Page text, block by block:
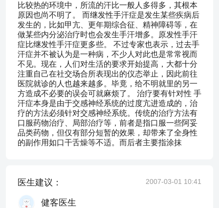
比较热的环境中，所流的汗比一般人多得多，其根本
原因也尚不明了。 而继发性手汗症是发生某些疾病后
发生的，比如甲亢、更年期综合征、精神障碍等，在
做某些内分泌治疗时也会发生手汗增多。原发性手汗
症比继发性手汗症更多些。 不过专家也表示，过去手
汗症并不被认为是一种病，不少人对此也是常常视而
不见。现在，人们对生活的要求开始提高，大都十分
注重自己在社交场合所表现出的仪态举止，因此前往
医院就诊的人也越来越多。毕竟，给不明就里的另一
方造成不必要的误会可就麻烦了。 治疗要有针对性 手
汗症本身是由于交感神经系统的过度亢进造成的，治
疗的方法必须针对交感神经系统。传统的治疗方法有
口服药物治疗、局部治疗等，前者是指口服一些阿妥
品类药物，但仅有部分短暂的效果，却带来了全身性
的副作用如口干舌燥等不适。而后者主要指涂抹
医生建议： 2007-03-01 10:41
健客医生